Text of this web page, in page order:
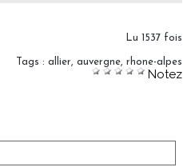
Lu 1537 fois
Tags : allier auvergne rhone-alpes
Notez